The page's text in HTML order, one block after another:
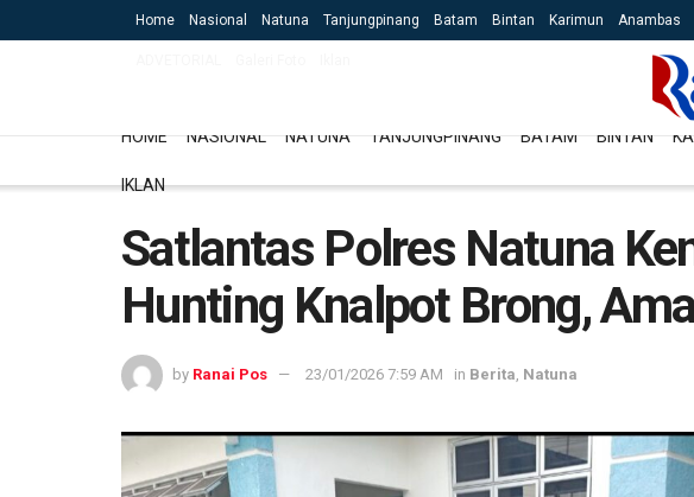
Home Nasional Natuna Tanjungpinang Batam Bintan Karimun Anambas
HOME NASIONAL NATUNA TANJUNGPINANG BATAM BINTAN
IKLAN
Satlantas Polres Natuna
Hunting Knalpot Brong,
by Ranai Pos 23/01/2026 7:59 AM in Berita Natuna